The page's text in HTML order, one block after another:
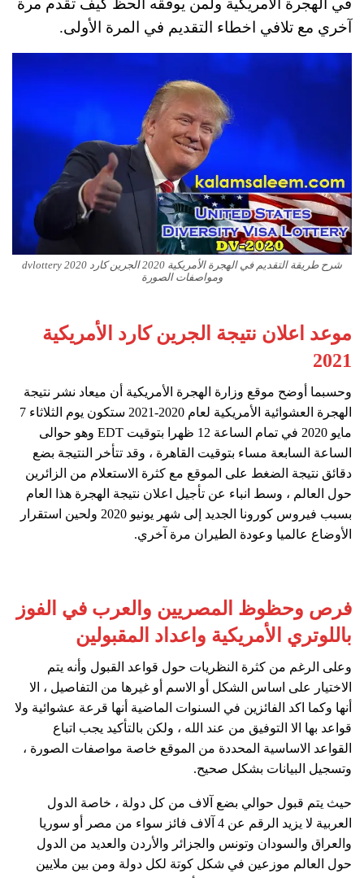
في الهجرة الأمريكية ولمن يوفقه الحظ كيف تقدم مرة
آخري مع تلافي اخطاء التقديم في المرة الأولى.
شرح طريقة التقديم في الهجرة الأمريكية 2020 الجرين كارد dvlottery 2020
ومواصفات الصورة
موعد اعلان نتيجة الجرين كارد الأمريكية
2021
وحسبما أوضح موقع وزارة الهجرة الأمريكية أن ميعاد نشر نتيجة
الهجرة العشوائية الأمريكية لعام 2020-2021 ستكون يوم الثلاثاء 7
مايو 2020 في تمام الساعة 12 ظهرا بتوقيت EDT وهو حوالى
الساعة السابعة مساء بتوقيت القاهرة ، وقد تتأخر النتيجة بضع
دقائق نتيجة الضغط على الموقع مع كثرة الاستعلام من الزائرين
حول العالم ، وسط انباء عن تأجيل اعلان نتيجة الهجرة هذا العام
بسبب فيروس كورونا الجديد إلى شهر يونيو 2020 ولحين استقرار
الأوضاع عالميا وعودة الطيران مرة آخري.
فرص وحظوظ المصريين والعرب في الفوز
باللوتري الأمريكية واعداد المقبولين
وعلى الرغم من كثرة النظريات حول قواعد القبول وأنه يتم
الاختيار على اساس الشكل أو الاسم أو غيرها من التفاصيل ، الا
أنها وكما اكد الفائزين في السنوات الماضية أنها قرعة عشوائية ولا
قواعد بها الا التوفيق من عند الله ، ولكن بالتأكيد يجب اتباع
القواعد الاساسية المحددة من الموقع خاصة مواصفات الصورة ،
وتسجيل البيانات بشكل صحيح.
حيث يتم قبول حوالي بضع آلاف من كل دولة ، خاصة الدول
العربية لا يزيد الرقم عن 4 آلاف فائز سواء من مصر أو سوريا
والعراق والسودان وتونس والجزائر والأردن والعديد من الدول
حول العالم موزعين في شكل كوتة لكل دولة ومن بين ملايين